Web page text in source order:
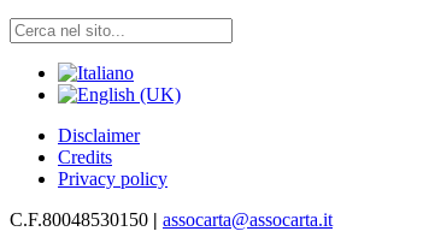
Disclaimer
Credits
Privacy policy
C.F.80048530150 | assocarta@assocarta.it